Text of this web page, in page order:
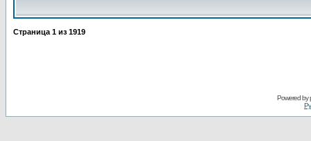
Страница 1 из 1919
Powered by